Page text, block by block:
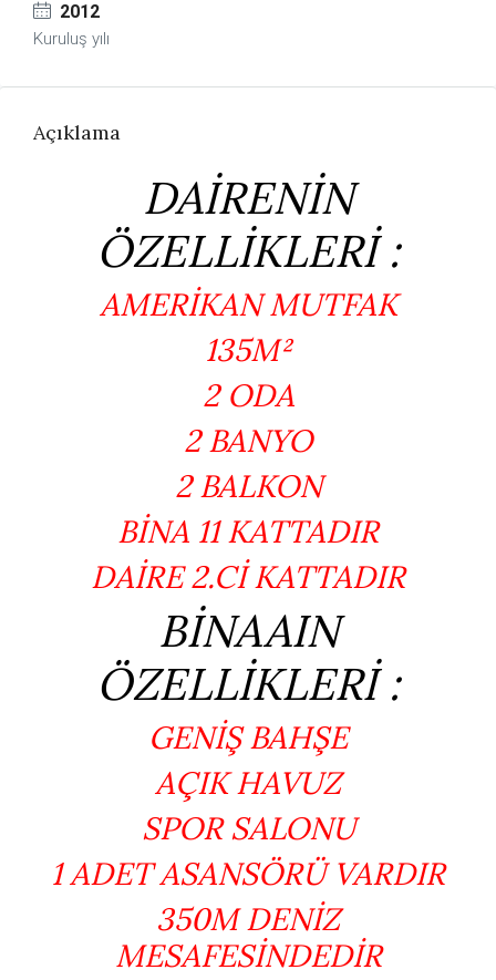
2012
Kuruluş yılı
Açıklama
DAİRENİN
ÖZELLİKLERİ :
AMERİKAN MUTFAK
135M²
2 ODA
2 BANYO
2 BALKON
BİNA 11 KATTADIR
DAİRE 2.Cİ KATTADIR
BİNAAIN
ÖZELLİKLERİ :
GENİŞ BAHŞE
AÇIK HAVUZ
SPOR SALONU
1 ADET ASANSÖRÜ VARDIR
350M DENİZ
MESAFESİNDEDİR